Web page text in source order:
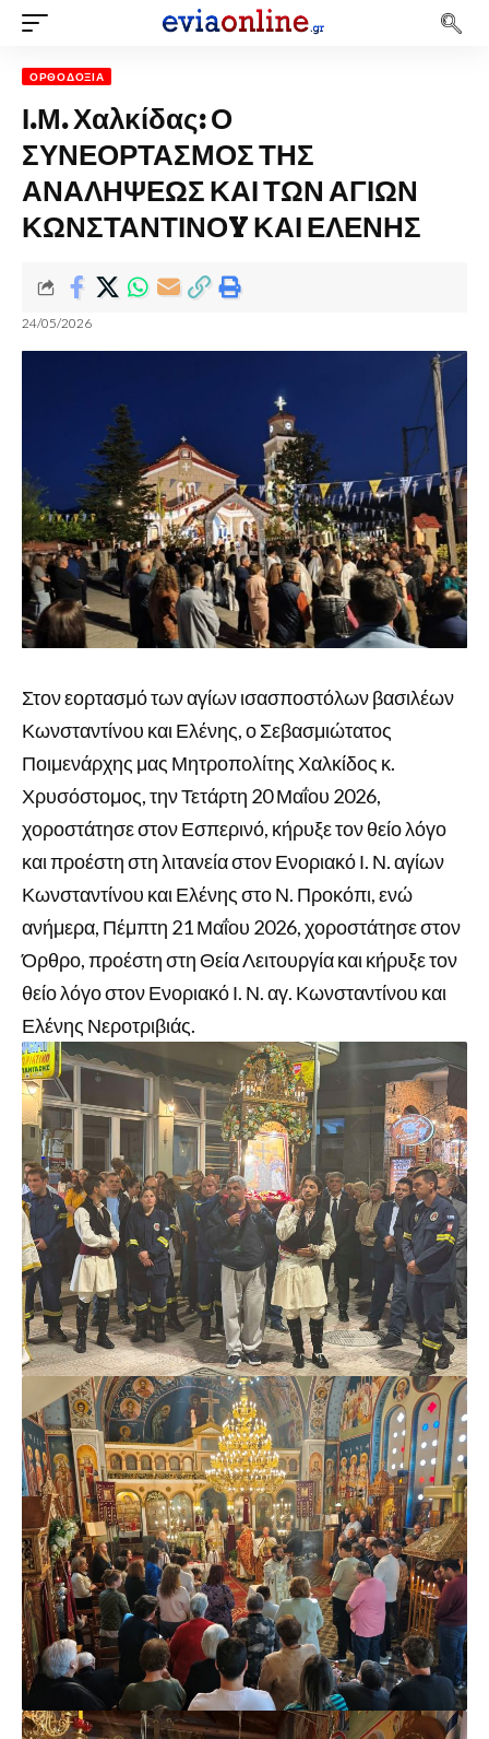
ΟΡΘΟΔΟΞΊΑ
Ι.Μ. Χαλκίδας: Ο
ΣΥΝΕΟΡΤΑΣΜΟΣ ΤΗΣ
ΑΝΑΛΗΨΕΩΣ ΚΑΙ ΤΩΝ ΑΓΙΩΝ
ΚΩΝΣΤΑΝΤΙΝΟY ΚΑΙ ΕΛΕΝΗΣ
24/05/2026
Στον εορτασμό των αγίων ισασποστόλων βασιλέων
Κωνσταντίνου και Ελένης, ο Σεβασμιώτατος
Ποιμενάρχης μας Μητροπολίτης Χαλκίδος κ.
Χρυσόστομος, την Τετάρτη 20 Μαΐου 2026,
χοροστάτησε στον Εσπερινό, κήρυξε τον θείο λόγο
και προέστη στη λιτανεία στον Ενοριακό Ι. Ν. αγίων
Κωνσταντίνου και Ελένης στο Ν. Προκόπι, ενώ
ανήμερα, Πέμπτη 21 Μαΐου 2026, χοροστάτησε στον
Όρθρο, προέστη στη Θεία Λειτουργία και κήρυξε τον
θείο λόγο στον Ενοριακό Ι. Ν. αγ. Κωνσταντίνου και
Ελένης Νεροτριβιάς.